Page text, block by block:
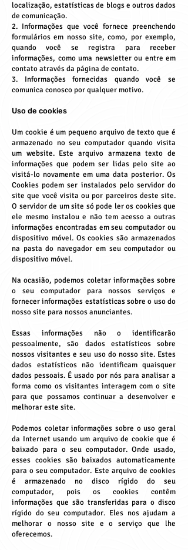
localização, estatísticas de blogs e outros dados
de comunicação.
2. Informações que você fornece preenchendo
formulários em nosso site, como, por exemplo,
quando você se registra para receber
informações, como uma newsletter ou entre em
contato através da página de contato.
3. Informações fornecidas quando você se
comunica conosco por qualquer motivo.
Uso de cookies
Um cookie é um pequeno arquivo de texto que é
armazenado no seu computador quando visita
um website. Este arquivo armazena texto de
informações que podem ser lidas pelo site ao
visitá-lo novamente em uma data posterior. Os
Cookies podem ser instalados pelo servidor do
site que você visita ou por parceiros deste site.
O servidor de um site só pode ler os cookies que
ele mesmo instalou e não tem acesso a outras
informações encontradas em seu computador ou
dispositivo móvel. Os cookies são armazenados
na pasta do navegador em seu computador ou
dispositivo móvel.
Na ocasião, podemos coletar informações sobre
o seu computador para nossos serviços e
fornecer informações estatísticas sobre o uso do
nosso site para nossos anunciantes.
Essas informações não o identificarão
pessoalmente, são dados estatísticos sobre
nossos visitantes e seu uso do nosso site. Estes
dados estatísticos não identificam quaisquer
dados pessoais. É usado por nós para analisar a
forma como os visitantes interagem com o site
para que possamos continuar a desenvolver e
melhorar este site.
Podemos coletar informações sobre o uso geral
da Internet usando um arquivo de cookie que é
baixado para o seu computador. Onde usado,
esses cookies são baixados automaticamente
para o seu computador. Este arquivo de cookies
é armazenado no disco rígido do seu
computador, pois os cookies contêm
informações que são transferidas para o disco
rígido do seu computador. Eles nos ajudam a
melhorar o nosso site e o serviço que lhe
oferecemos.